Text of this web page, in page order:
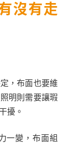
沒有走
，布面也要維
明則需要讓瑕
擾。
一變，布面組